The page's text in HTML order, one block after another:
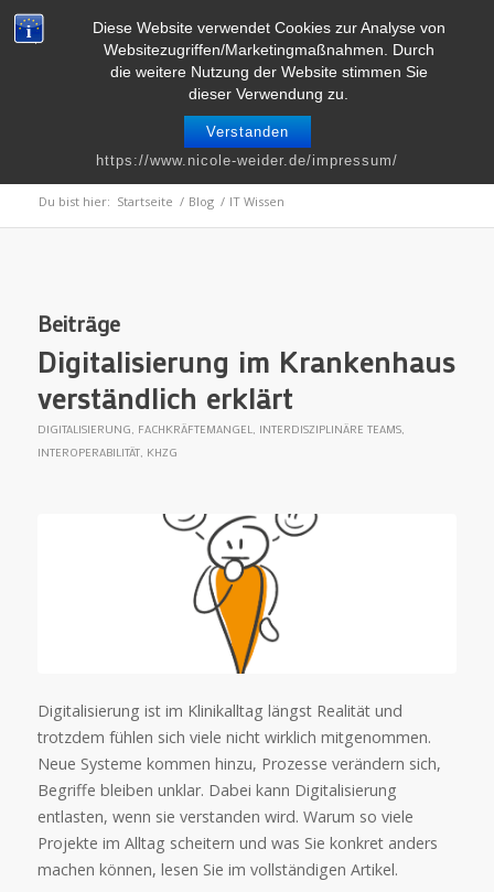
Diese Website verwendet Cookies zur Analyse von
Websitezugriffen/Marketingmaßnahmen. Durch
die weitere Nutzung der Website stimmen Sie
dieser Verwendung zu.
Verstanden
https://www.nicole-weider.de/impressum/
Schlagwortarchiv für: IT Wissen
Du bist hier: Startseite / Blog / IT Wissen
Beiträge
Digitalisierung im Krankenhaus
verständlich erklärt
DIGITALISIERUNG, FACHKRÄFTEMANGEL, INTERDISZIPLINÄRE TEAMS,
INTEROPERABILITÄT, KHZG
Digitalisierung ist im Klinikalltag längst Realität und
trotzdem fühlen sich viele nicht wirklich mitgenommen.
Neue Systeme kommen hinzu, Prozesse verändern sich,
Begriffe bleiben unklar. Dabei kann Digitalisierung
entlasten, wenn sie verstanden wird. Warum so viele
Projekte im Alltag scheitern und was Sie konkret anders
machen können, lesen Sie im vollständigen Artikel.